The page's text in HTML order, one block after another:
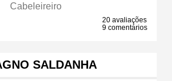
Cabeleireiro
20 avaliações
9 comentários
SALDANHA